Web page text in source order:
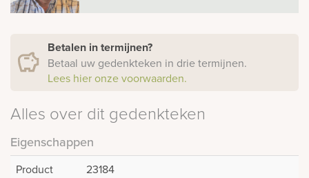
Betalen in termijnen?
Betaal uw gedenkteken in drie termijnen.
Lees hier onze voorwaarden.
Alles over dit gedenkteken
Eigenschappen
Product
23184